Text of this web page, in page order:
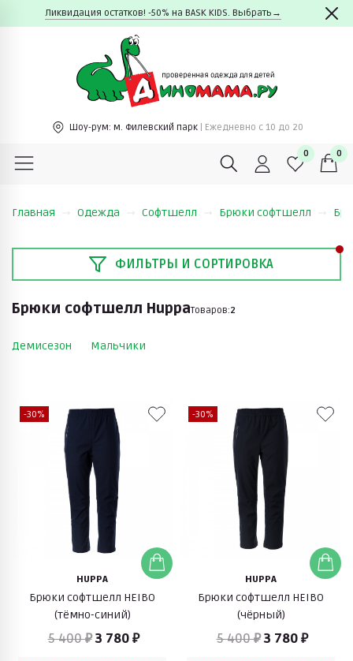
Ликвидация остатков! -50% на BASK KIDS. Выбрать→
Шоу-рум: м. Филевский парк | Ежедневно c 10 до 20
0 0
Главная Одежда Софтшелл Брюки софтшелл
ФИЛЬТРЫ И СОРТИРОВКА
Брюки софтшелл HuppaТоваров:2
Демисезон Мальчики
-30%
HUPPA
Брюки софтшелл HEIBO
(тёмно-синий)
5 400 ₽3 780 ₽
-30%
HUPPA
Брюки софтшелл HEIBO
(чёрный)
5 400 ₽3 780 ₽